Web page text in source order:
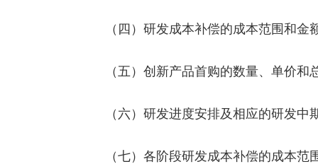
（四）研发成本补偿的成本范围和金
（五）创新产品首购的数量、单价和
（六）研发进度安排及相应的研发中
（七）各阶段研发成本补偿的成本范